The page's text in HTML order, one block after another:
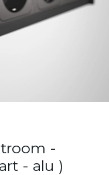
-
- alu )